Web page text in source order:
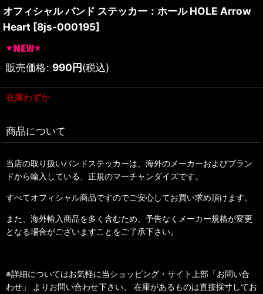
オフィシャル バンド ステッカー：ホール HOLE Arrow
Heart [8js-000195]
販売価格: 990円(税込)
在庫わずか
商品について
当店の取り扱いバンドステッカーは、海外のメーカーおよびブラン
ドから輸入している、正規のマーチャンダイズです。
すべてオフィシャル商品ですのでご安心してお買い求め頂けます。
また、海外輸入商品を多く含むため、予告なくメーカー規格が変更
となる場合がございますことをご了承下さい。
※詳細についてはお気軽に当ショッピング・サイト上部「お問い合
わせ」 よりお問い合わせ下さい。 在庫があるものは直接採寸してお